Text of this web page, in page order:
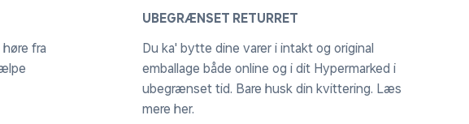
fra
UBEGRÆNSET RETURRET
Du ka' bytte dine varer i intakt og original
emballage både online og i dit Hypermarked i
ubegrænset tid. Bare husk din kvittering. Læs
mere her.